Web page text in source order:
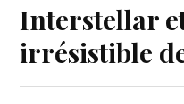
Interstellar
irrésistible